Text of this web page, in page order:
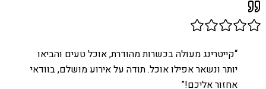
“קייטרינג מעולה בכשרות מהודרת, אוכל טעים והביאו
יותר ונשאר אפילו אוכל. תודה על אירוע מושלם, בוודאי
אחזור אליכם!”